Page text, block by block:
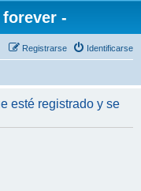
forever -
Identificarse
Registrarse
esté registrado y se